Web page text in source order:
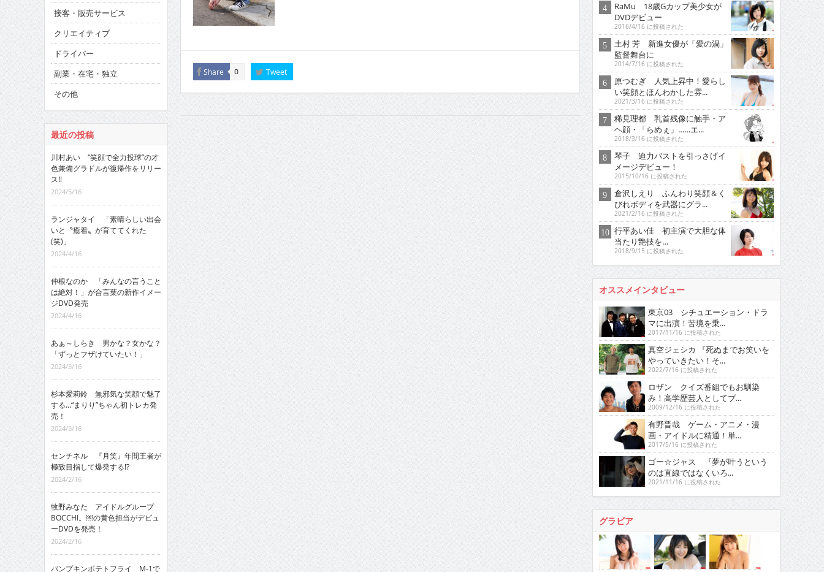
Share 0 Tweet
接客・販売サービス
クリエイティブ
ドライバー
副業・在宅・独立
その他
最近の投稿
川村あい “笑顔で全力投球”の才
色兼備グラドルが復帰作をリリー
ス!!
2024/5/16
ランジャタイ 「素晴らしい出会
いと〝癒着〟が育ててくれた
(笑)」
2024/4/16
仲根なのか 「みんなの言うこと
は絶対！」が合言葉の新作イメー
ジDVD発売
2024/4/16
あぁ～しらき 男かな？女かな？
「ずっとフザけていたい！」
2024/3/16
杉本愛莉鈴 無邪気な笑顔で魅了
する…“まりり”ちゃん初トレカ発
売！
2024/3/16
センチネル 『月笑』年間王者が
極致目指して爆発する!?
2024/2/16
牧野みなた アイドルグループ
BOCCHI。￼の黄色担当がデビュ
ーDVDを発売！
2024/2/16
パンプキンポテトフライ M-1で
RaMu 18歳Gカップ美少女が
DVDデビュー
2016/4/16 に投稿された
土村 芳 新進女優が「愛の渦」
監督舞台に
2014/7/16 に投稿された
原つむぎ 人気上昇中！愛らし
い笑顔とほんわかした雰...
2021/3/16 に投稿された
稀見理都 乳首残像に触手・ア
ヘ顔・「らめぇ」……エ...
2018/3/16 に投稿された
琴子 迫力バストを引っさげイ
メージデビュー！
2015/10/16 に投稿された
倉沢しえり ふんわり笑顔＆く
びれボディを武器にグラ...
2021/2/16 に投稿された
行平あい佳 初主演で大胆な体
当たり艶技を…
2018/9/15 に投稿された
オススメインタビュー
東京03 シチュエーション・ドラ
マに出演！苦境を乗...
2017/11/16 に投稿された
真空ジェシカ 『死ぬまでお笑いを
やっていきたい！そ...
2022/7/16 に投稿された
ロザン クイズ番組でもお馴染
み！高学歴芸人としてブ...
2009/12/16 に投稿された
有野晋哉 ゲーム・アニメ・漫
画・アイドルに精通！単...
2017/5/16 に投稿された
ゴー☆ジャス 『夢が叶うという
のは直線ではなくいろ...
2021/11/16 に投稿された
グラビア